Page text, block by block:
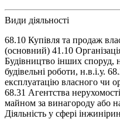
Види діяльності
68.10 Купівля та продаж
(основний) 41.10
Будівництво інших споруд,
будівельні роботи, н.в.і.у.
експлуатацію власного чи
68.31 Агентства
майном за винагороду або
Діяльність у сфері